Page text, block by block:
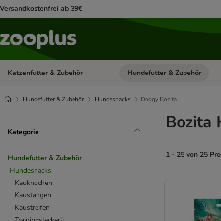
Versandkostenfrei ab 39€
Katzenfutter & Zubehör Kategorie-Menü öffnen:
Hundefutter & Zubehör
Hundefutter & Zubehör Hundesnacks Doggy Bozita
Kategorie
Hundefutter & Zubehör
Hundesnacks
Kauknochen
Kaustangen
Kaustreifen
Bozita
1 - 25 von 25